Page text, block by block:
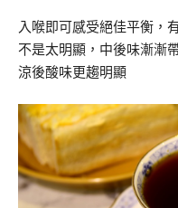
入喉即可感受絕佳平衡，
不是太明顯，中後味漸漸
涼後酸味更趨明顯